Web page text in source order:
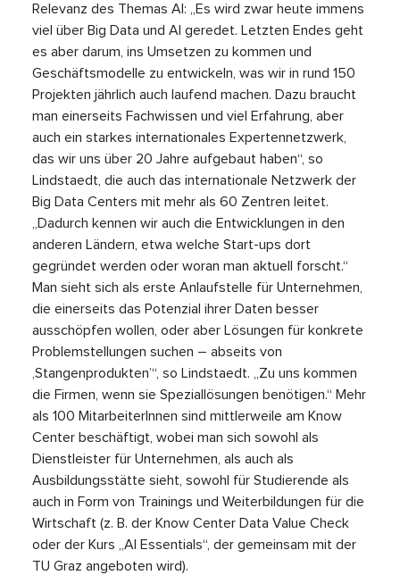
Relevanz des Themas AI: „Es wird zwar heute immens
viel über Big Data und AI geredet. Letzten Endes geht
es aber darum, ins Umsetzen zu kommen und
Geschäftsmodelle zu entwickeln, was wir in rund 150
Projekten jährlich auch laufend machen. Dazu braucht
man einerseits Fachwissen und viel Erfahrung, aber
auch ein starkes internationales Expertennetzwerk,
das wir uns über 20 Jahre aufgebaut haben“, so
Lindstaedt, die auch das internationale Netzwerk der
Big Data Centers mit mehr als 60 Zentren leitet.
„Dadurch kennen wir auch die Entwicklungen in den
anderen Ländern, etwa welche Start-ups dort
gegründet werden oder woran man aktuell forscht.“
Man sieht sich als erste Anlaufstelle für Unternehmen,
die einerseits das Potenzial ihrer Daten besser
ausschöpfen wollen, oder aber Lösungen für konkrete
Problemstellungen suchen – abseits von
‚Stangenprodukten’“, so Lindstaedt. „Zu uns kommen
die Firmen, wenn sie Speziallösungen benötigen.“ Mehr
als 100 MitarbeiterInnen sind mittlerweile am Know
Center beschäftigt, wobei man sich sowohl als
Dienstleister für Unternehmen, als auch als
Ausbildungsstätte sieht, sowohl für Studierende als
auch in Form von Trainings und Weiterbildungen für die
Wirtschaft (z. B. der Know Center Data Value Check
oder der Kurs „AI Essentials“, der gemeinsam mit der
TU Graz angeboten wird).